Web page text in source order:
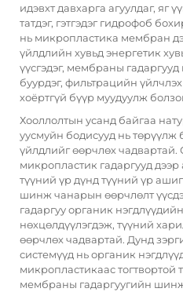
идэвхт давхарга агуулдаг, яг
татдэг, гэтгэдэг гидрофоб
нь микропластика мембран
үйлдлийн хувьд энергетик
үүсгэдэг, мембраны
буурдэг, фильтрацийн
хоёртгүй бүүр муудуулж
Хооллолтын усанд байгаа
уусмуйн бодисууд нь төрүүлж
үйлдлийг өөрчлөх чадвартай.
микропластик гадаргууд
түүний үр дүнд түүний үр
шинж чанарын өөрчлөлт
гадаргуу органик
нөхцөлдүүлэгдэж, түүний
өөрчлөх чадвартай. Дунд
системүүд нь органик
микропластикаас тогтвортой
мембраны гадаргуугийн шинж